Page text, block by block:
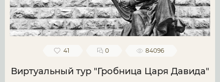
41 0 84096
Виртуальный тур "Гробница Царя Давида"